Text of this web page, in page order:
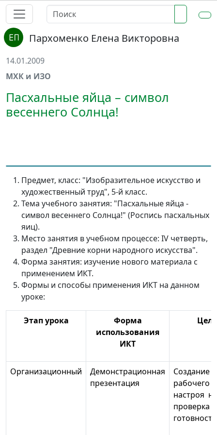
Пархоменко Елена Викторовна
14.01.2009
МХК и ИЗО
Пасхальные яйца – символ
весеннего Солнца!
Предмет, класс: "Изобразительное искусство и
художественный труд", 5-й класс.
Тема учебного занятия: "Пасхальные яйца -
символ весеннего Солнца!" (Роспись пасхальных
яиц).
Место занятия в учебном процессе: IV четверть,
раздел "Древние корни народного искусства".
Форма занятия: изучение нового материала с
применением ИКТ.
Формы и способы применения ИКТ на данном
уроке:
Этап урока
Форма
использования
ИКТ
Цель
Организационный
Демонстрационная
презентация
Создание
рабочего
настроя
проверка